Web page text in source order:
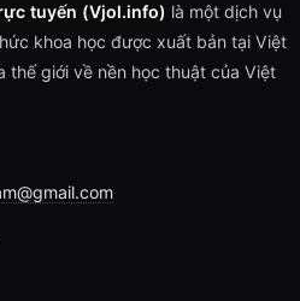
tuyến (Vjol.info) là một dịch vụ
khoa học được xuất bản tại Việt
thế giới về nền học thuật của Việt